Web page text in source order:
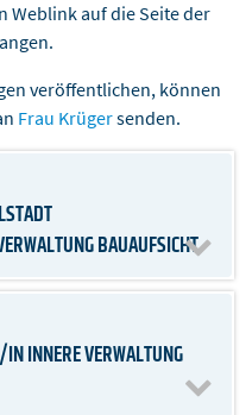
Weblink auf die Seite der
veröffentlichen, können
Frau Krügersenden.
BAUAUFSICHT
INNERE VERWALTUNG